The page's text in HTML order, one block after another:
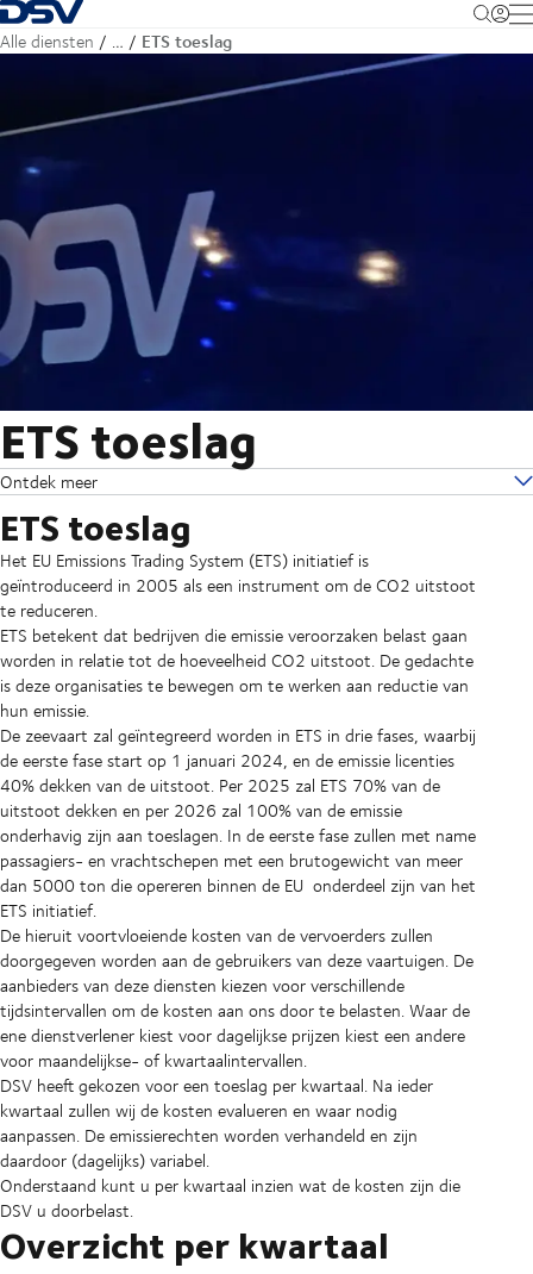
Terug naar startpagina
Alle diensten … ETS toeslag
ETS toeslag
Ontdek meer
ETS toeslag
Het EU Emissions Trading System (ETS) initiatief is
geïntroduceerd in 2005 als een instrument om de CO2 uitstoot
te reduceren.
ETS betekent dat bedrijven die emissie veroorzaken belast gaan
worden in relatie tot de hoeveelheid CO2 uitstoot. De gedachte
is deze organisaties te bewegen om te werken aan reductie van
hun emissie.
De zeevaart zal geïntegreerd worden in ETS in drie fases, waarbij
de eerste fase start op 1 januari 2024, en de emissie licenties
40% dekken van de uitstoot. Per 2025 zal ETS 70% van de
uitstoot dekken en per 2026 zal 100% van de emissie
onderhavig zijn aan toeslagen. In de eerste fase zullen met name
passagiers- en vrachtschepen met een brutogewicht van meer
dan 5000 ton die opereren binnen de EU onderdeel zijn van het
ETS initiatief.
De hieruit voortvloeiende kosten van de vervoerders zullen
doorgegeven worden aan de gebruikers van deze vaartuigen. De
aanbieders van deze diensten kiezen voor verschillende
tijdsintervallen om de kosten aan ons door te belasten. Waar de
ene dienstverlener kiest voor dagelijkse prijzen kiest een andere
voor maandelijkse- of kwartaalintervallen.
DSV heeft gekozen voor een toeslag per kwartaal. Na ieder
kwartaal zullen wij de kosten evalueren en waar nodig
aanpassen. De emissierechten worden verhandeld en zijn
daardoor (dagelijks) variabel.
Onderstaand kunt u per kwartaal inzien wat de kosten zijn die
DSV u doorbelast.
Overzicht per kwartaal